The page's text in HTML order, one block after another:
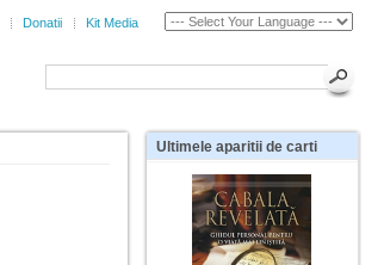
Donatii Kit Media
Ultimeleaparitii de carti